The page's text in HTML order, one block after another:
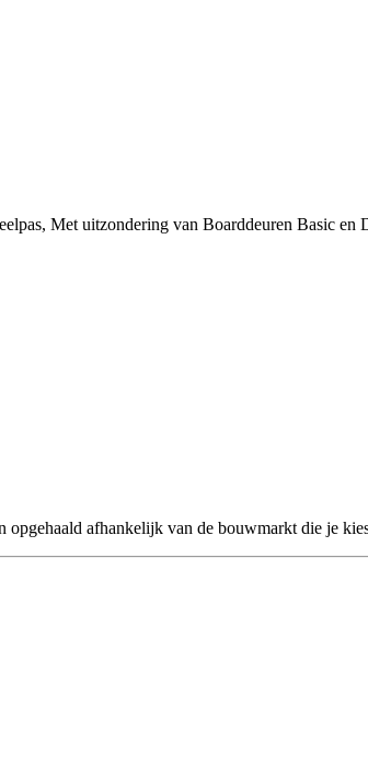
Met uitzondering van Boarddeuren Basic en
opgehaald afhankelijk van de bouwmarkt die je